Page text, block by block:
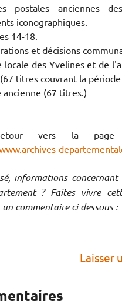
postales anciennes
iconographiques.
14-18.
et décisions
locale des Yvelines et de
titres couvrant la période
ancienne (67 titres.)
vers la page
informations concernant
? Faites vivre
commentaire ci dessous :
Laisser